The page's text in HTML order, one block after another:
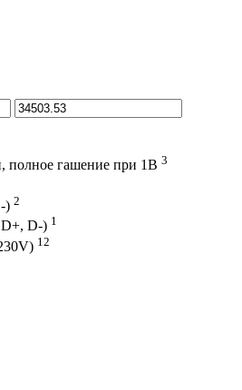
полное гашение при 1В 3
) 2
D-) 1
12